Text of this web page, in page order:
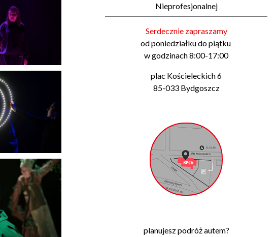
Nieprofesjonalnej
Serdecznie zapraszamy
od poniedziałku do piątku
w godzinach 8:00-17:00
plac Kościeleckich 6
85-033 Bydgoszcz
planujesz podróż autem?